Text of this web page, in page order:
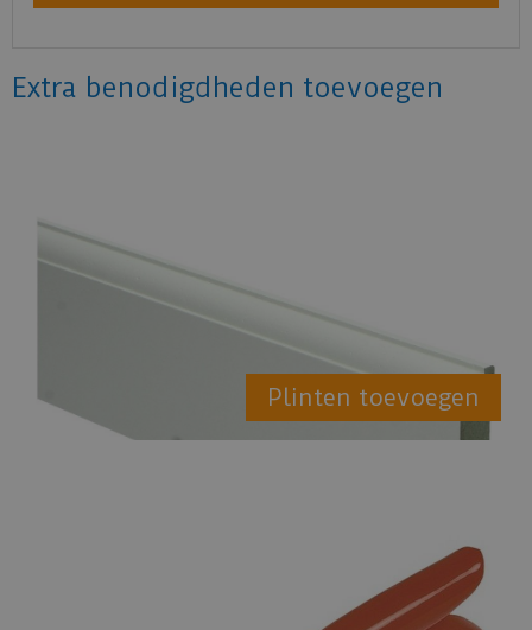
Extra benodigdheden toevoegen
Plinten toevoegen